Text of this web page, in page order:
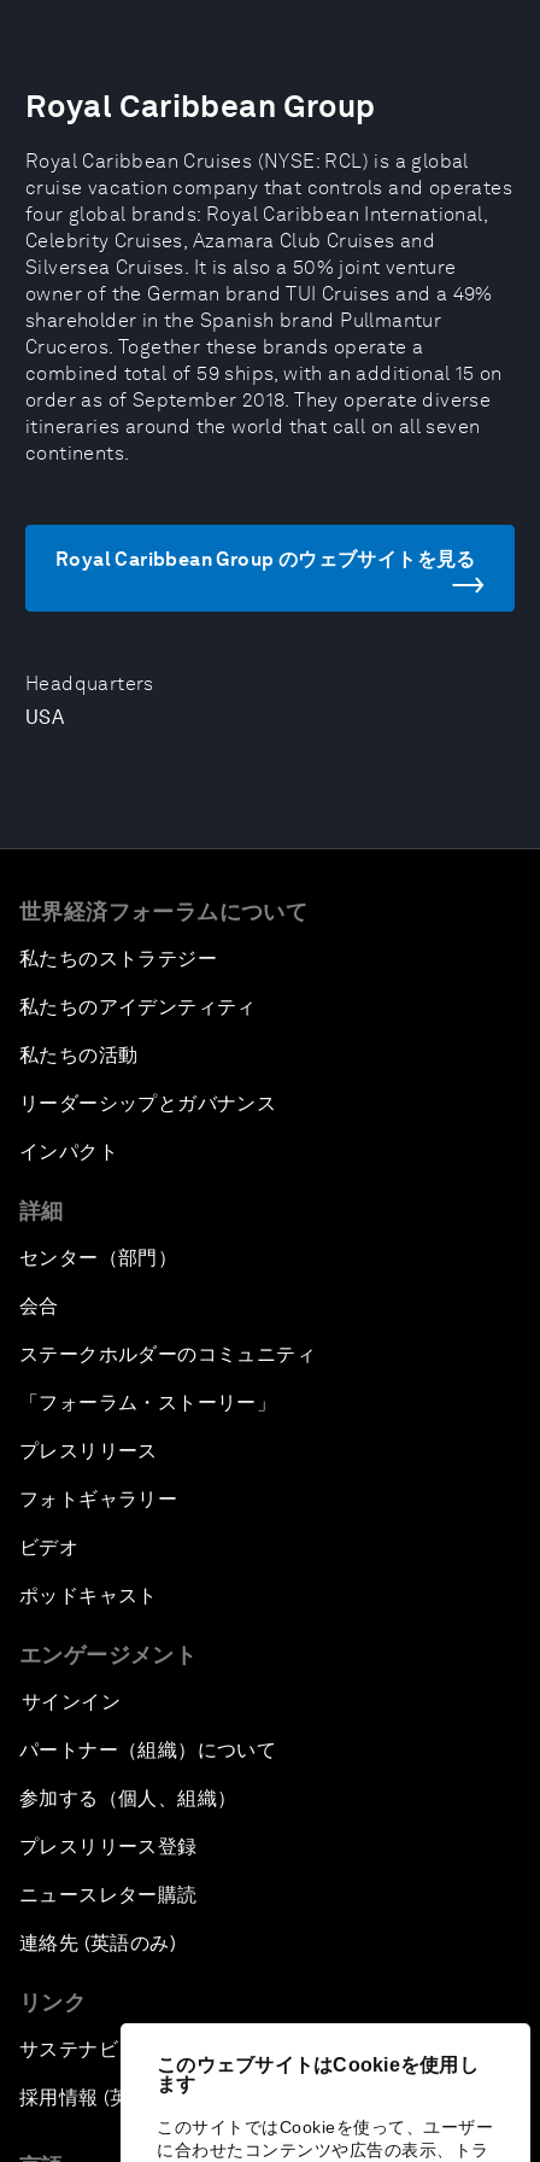
このウェブサイトはCookieを使用し
ます
このサイトではCookieを使って、ユーザー
に合わせたコンテンツや広告の表示、トラ
Headquarters
USA
Royal Caribbean Group
Royal Caribbean Cruises (NYSE: RCL) is a global
cruise vacation company that controls and operates
four global brands: Royal Caribbean International,
Celebrity Cruises, Azamara Club Cruises and
Silversea Cruises. It is also a 50% joint venture
owner of the German brand TUI Cruises and a 49%
shareholder in the Spanish brand Pullmantur
Cruceros. Together these brands operate a
combined total of 59 ships, with an additional 15 on
order as of September 2018. They operate diverse
itineraries around the world that call on all seven
continents.
Royal Caribbean Group のウェブサイトを見る
世界経済フォーラムについて
私たちのストラテジー
私たちのアイデンティティ
私たちの活動
リーダーシップとガバナンス
インパクト
詳細
センター（部門）
会合
ステークホルダーのコミュニティ
「フォーラム・ストーリー」
プレスリリース
フォトギャラリー
ビデオ
ポッドキャスト
エンゲージメント
サインイン
パートナー（組織）について
参加する（個人、組織）
プレスリリース登録
ニュースレター購読
連絡先 (英語のみ)
リンク
サステナビリティへの取り組み
採用情報 (英語のみ)